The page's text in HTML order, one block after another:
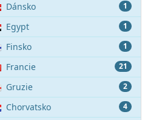
1
Dánsko
1
Egypt
1
Finsko
21
Francie
2
Gruzie
4
Chorvatsko